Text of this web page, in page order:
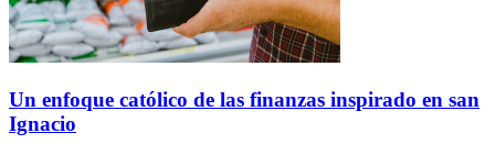
Un enfoque católico de las finanzas inspirado en san
Ignacio